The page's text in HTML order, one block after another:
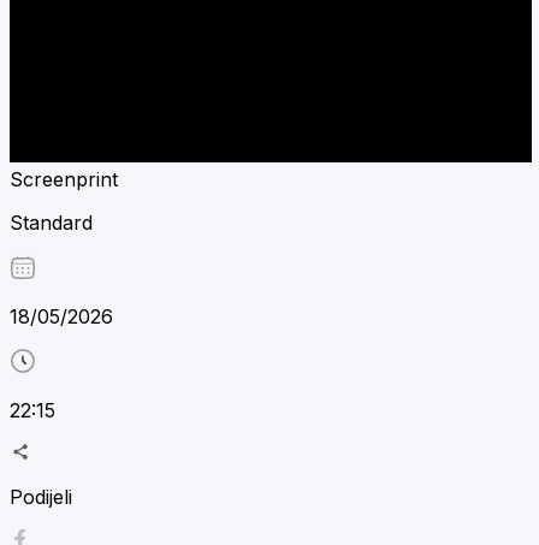
Screenprint
Standard
18/05/2026
22:15
Podijeli